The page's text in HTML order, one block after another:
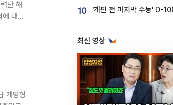
난 해
개방형
10
최신 영상